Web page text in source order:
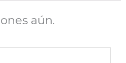
aún.